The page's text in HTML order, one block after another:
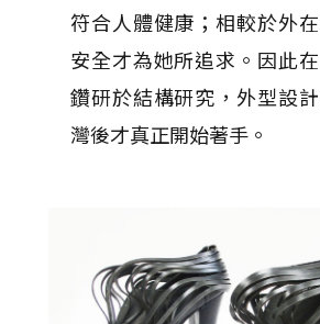
符合人體健康；相較於外
安全才為她所追求。因此
鑽研於結構研究，外型設
灣後才真正開始著手。